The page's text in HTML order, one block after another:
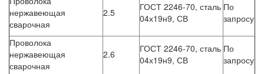
нержавеющая
сварочная
2.5
ГОСТ 2246-70, сталь
04х19н9, СВ
По
запросу
Проволока
нержавеющая
сварочная
2.6
ГОСТ 2246-70, сталь
04х19н9, СВ
По
запросу